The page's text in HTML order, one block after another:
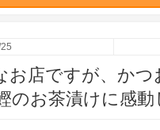
お店ですが、か
のお茶漬けに感